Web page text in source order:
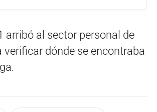
arribó al sector personal de
verificar dónde se encontraba